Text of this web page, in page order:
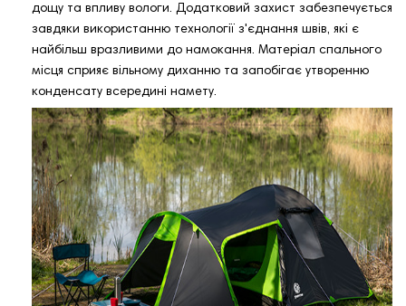
дощу та впливу вологи. Додатковий захист забезпечується
завдяки використанню технології з'єднання швів, які є
найбільш вразливими до намокання. Матеріал спального
місця сприяє вільному диханню та запобігає утворенню
конденсату всередині намету.